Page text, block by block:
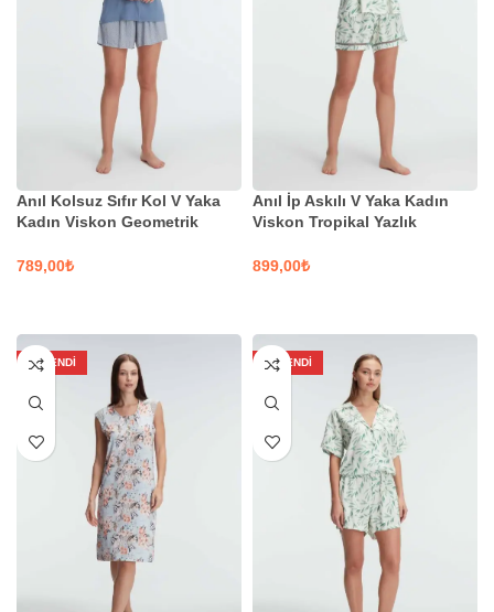
Anıl Kolsuz Sıfır Kol V Yaka
Kadın Viskon Geometrik
Takım | Kod 9924
₺
Anıl İp Askılı V Yaka Kadın
Viskon Tropikal Yazlık
Pijama Takımı | Kod 9877
₺
TÜKENDI TÜKENDI